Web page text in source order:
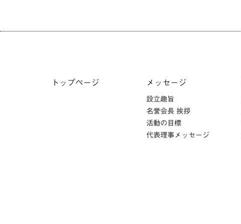
トップページ メッセージ
設立趣旨
名誉会長 挨拶
活動の目標
代表理事メッセージ